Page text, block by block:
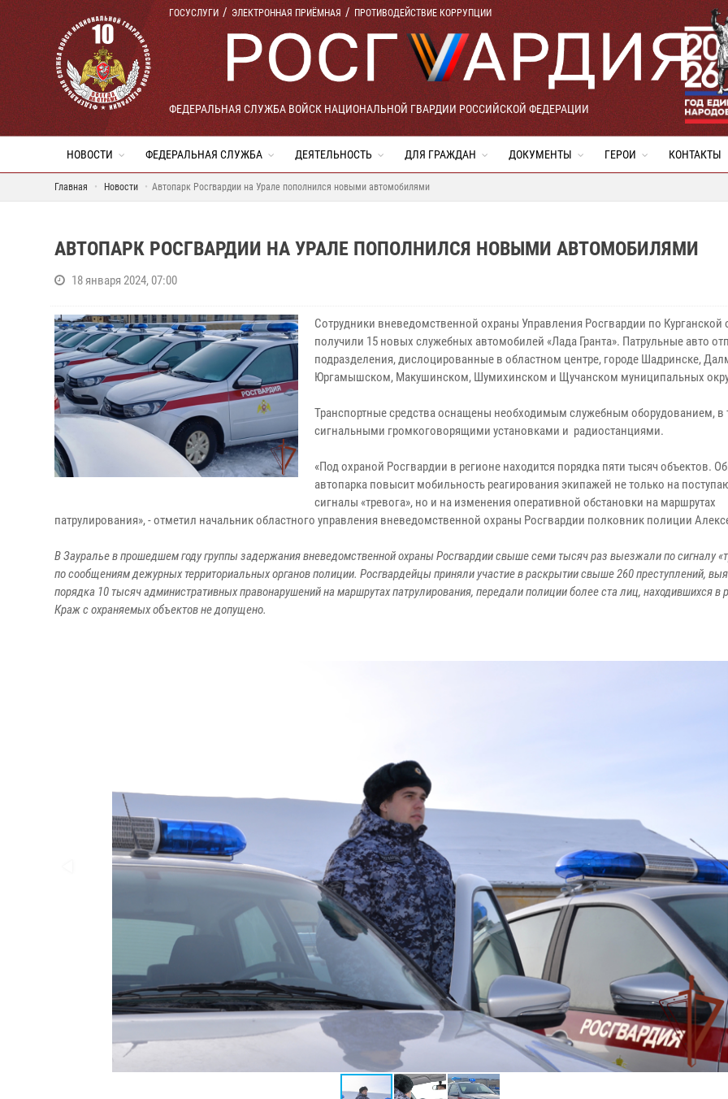
ГОСУСЛУГИ ЭЛЕКТРОННАЯ ПРИЁМНАЯ ПРОТИВОДЕЙСТВИЕ КОРРУПЦИИ
ФЕДЕРАЛЬНАЯ СЛУЖБА ВОЙСК НАЦИОНАЛЬНОЙ ГВАРДИИ РОССИЙСКОЙ ФЕДЕРАЦИИ
НОВОСТИ ФЕДЕРАЛЬНАЯ СЛУЖБА ДЕЯТЕЛЬНОСТЬ ДЛЯ ГРАЖДАН ДОКУМЕНТЫ ГЕРОИ КОНТАКТЫ
Главная Новости Автопарк Росгвардии на Урале пополнился новыми автомобилями
АВТОПАРК РОСГВАРДИИ НА УРАЛЕ ПОПОЛНИЛСЯ НОВЫМИ АВТОМОБИЛЯМИ
18 января 2024, 07:00
Сотрудники вневедомственной охраны Управления Росгвардии по Курганской
получили 15 новых служебных автомобилей «Лада Гранта». Патрульные авто
подразделения, дислоцированные в областном центре, городе Шадринске,
Юргамышском, Макушинском, Шумихинском и Щучанском муниципальных
Транспортные средства оснащены необходимым служебным оборудованием, в
сигнальными громкоговорящими установками и радиостанциями.
«Под охраной Росгвардии в регионе находится порядка пяти тысяч объектов.
автопарка повысит мобильность реагирования экипажей не только на
сигналы «тревога», но и на изменения оперативной обстановки на маршрутах
патрулирования», - отметил начальник областного управления вневедомственной охраны Росгвардии полковник полиции
В Зауралье в прошедшем году группы задержания вневедомственной охраны Росгвардии свыше семи тысяч раз выезжали по сигналу
по сообщениям дежурных территориальных органов полиции. Росгвардейцы приняли участие в раскрытии свыше 260 преступлений,
порядка 10 тысяч административных правонарушений на маршрутах патрулирования, передали полиции более ста лиц, находившихся в
Краж с охраняемых объектов не допущено.